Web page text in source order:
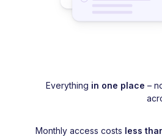
Everything in one place –
Monthly access costs less